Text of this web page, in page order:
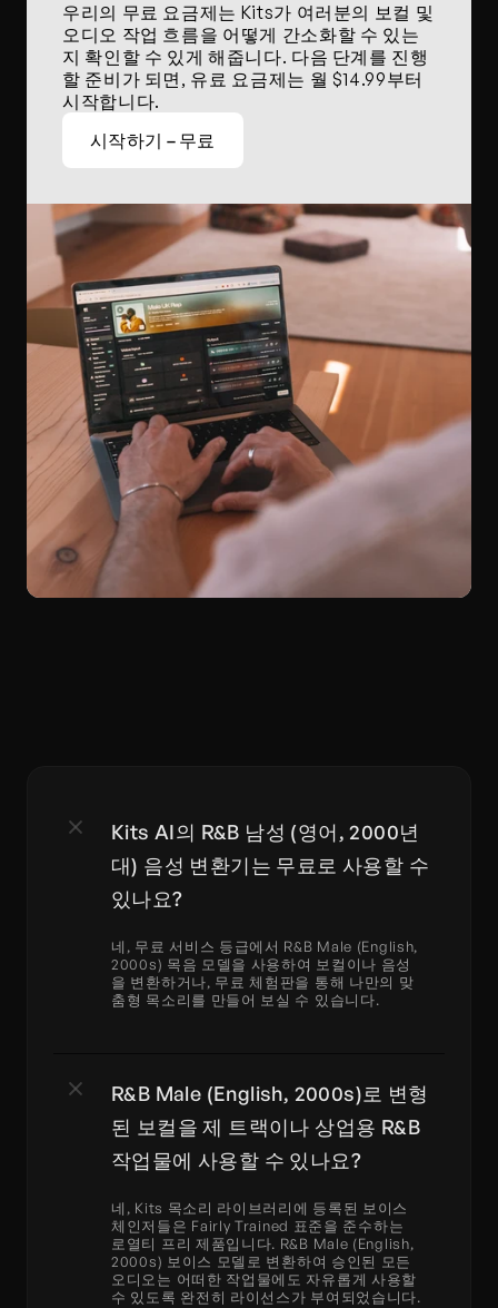
우리의 무료 요금제는 Kits가 여러분의 보컬 및
오디오 작업 흐름을 어떻게 간소화할 수 있는
지 확인할 수 있게 해줍니다. 다음 단계를 진행
할 준비가 되면, 유료 요금제는 월 $14.99부터
시작합니다.
시작하기 – 무료
Kits AI의 R&B 남성 (영어, 2000년
대) 음성 변환기는 무료로 사용할 수
있나요?
네, 무료 서비스 등급에서 R&B Male (English,
2000s) 목음 모델을 사용하여 보컬이나 음성
을 변환하거나, 무료 체험판을 통해 나만의 맞
춤형 목소리를 만들어 보실 수 있습니다.
R&B Male (English, 2000s)로 변형
된 보컬을 제 트랙이나 상업용 R&B
작업물에 사용할 수 있나요?
네, Kits 목소리 라이브러리에 등록된 보이스
체인저들은 Fairly Trained 표준을 준수하는
로열티 프리 제품입니다. R&B Male (English,
2000s) 보이스 모델로 변환하여 승인된 모든
오디오는 어떠한 작업물에도 자유롭게 사용할
수 있도록 완전히 라이선스가 부여되었습니다.